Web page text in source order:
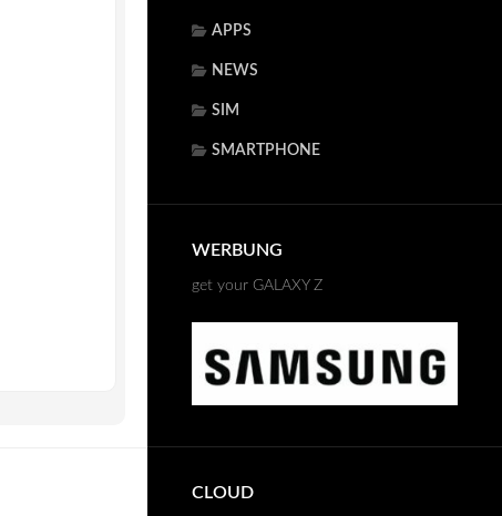
APPS
NEWS
SIM
SMARTPHONE
WERBUNG
get your GALAXY Z
CLOUD